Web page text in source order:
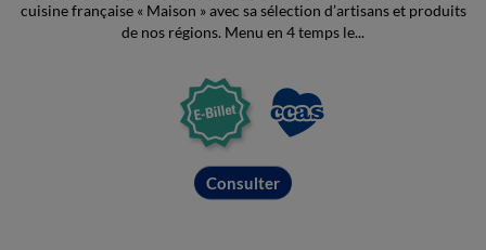
cuisine française « Maison » avec sa sélection d’artisans et produits
de nos régions. Menu en 4 temps le...
Consulter